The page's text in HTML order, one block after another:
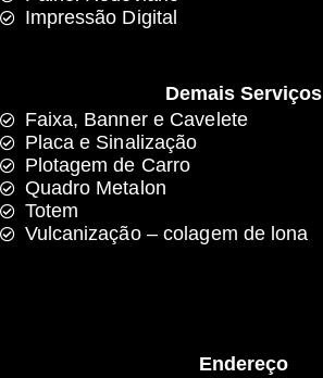
Impressão Digital
Demais Serviços
Faixa, Banner e Cavelete
Placa e Sinalização
Plotagem de Carro
Quadro Metalon
Totem
Vulcanização – colagem de lona
Endereço